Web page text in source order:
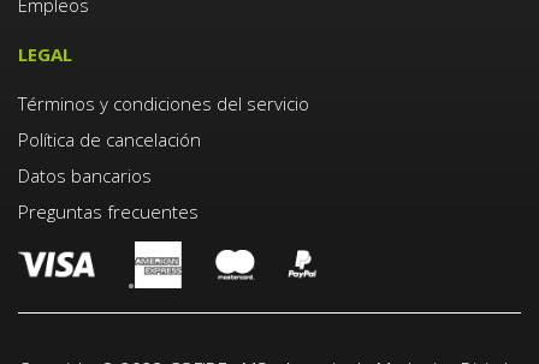
Empleos
LEGAL
Términos y condiciones del servicio
Política de cancelación
Datos bancarios
Preguntas frecuentes